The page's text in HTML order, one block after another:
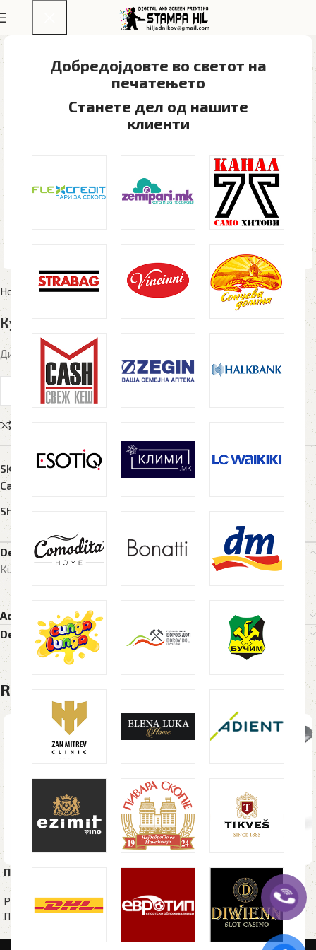
Добредојдовте во светот на
печатењето​
Станете дел од нашите
клиенти
Home Рекламен материјал Чаши
Кутија за чаши KUTIJA, бела
Димензии 11 x 11cm, хартиена
SKU:
112235
Categories:
Share:
Description
Kutija za casa, kutii, кутии, promo best, hartiena, хартиена
Additional information
Delivery Details
Related products
Пластично пенкало ALFA
Рекламен материјал,
Пластични пенкала
Пластично пенкало FLIP,
Рекламен материјал,
Пластични пенкала